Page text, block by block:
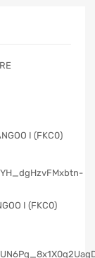
I (FKC0)
I (FKC0)